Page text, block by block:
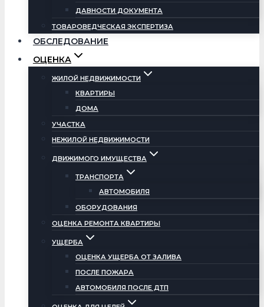
ДАВНОСТИ ДОКУМЕНТА
ТОВАРОВЕДЧЕСКАЯ ЭКСПЕРТИЗА
ОБСЛЕДОВАНИЕ
ОЦЕНКА
ЖИЛОЙ НЕДВИЖИМОСТИ
КВАРТИРЫ
ДОМА
УЧАСТКА
НЕЖИЛОЙ НЕДВИЖИМОСТИ
ДВИЖИМОГО ИМУЩЕСТВА
ТРАНСПОРТА
АВТОМОБИЛЯ
ОБОРУДОВАНИЯ
ОЦЕНКА РЕМОНТА КВАРТИРЫ
УЩЕРБА
ОЦЕНКА УЩЕРБА ОТ ЗАЛИВА
ПОСЛЕ ПОЖАРА
АВТОМОБИЛЯ ПОСЛЕ ДТП